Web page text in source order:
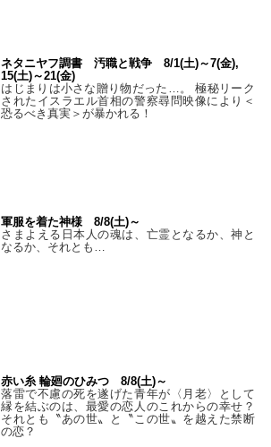
ネタニヤフ調書 汚職と戦争 8/1(土)～7(金),
15(土)～21(金)
はじまりは小さな贈り物だった…。 極秘リーク
されたイスラエル首相の警察尋問映像により＜
恐るべき真実＞が暴かれる！
軍服を着た神様 8/8(土)～
さまよえる日本人の魂は、亡霊となるか、神と
なるか、それとも…
赤い糸 輪廻のひみつ 8/8(土)～
落雷で不慮の死を遂げた青年が〈月老〉として
縁を結ぶのは、最愛の恋人のこれからの幸せ？
それとも〝あの世〟と〝この世〟を越えた禁断
の恋？